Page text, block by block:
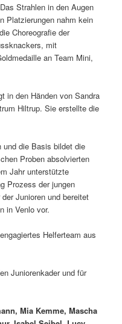
Strahlen in den Augen
Platzierungen nahm kein
Choreografie der
mit
an Team Mini,
in den Händen von Sandra
Hiltrup. Sie erstellte die
und die Basis bildet die
Proben absolvierten
Jahr unterstützte
Prozess der jungen
Junioren und bereitet
in Venlo vor.
Helferteam aus
Juniorenkader und für
Mia Kemme, Mascha